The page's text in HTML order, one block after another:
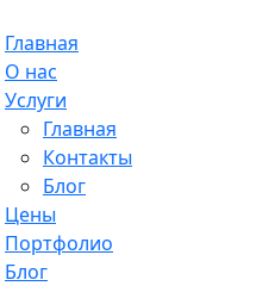
Главная
О нас
Услуги
Главная
Контакты
Блог
Цены
Портфолио
Блог